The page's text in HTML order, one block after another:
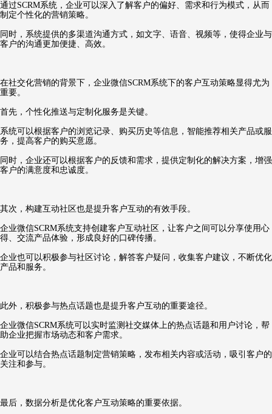
通过SCRM系统，企业可以深入了解客户的偏好、需求和行为模式，从而
制定个性化的营销策略。
同时，系统提供的多渠道沟通方式，如文字、语音、视频等，使得企业与
客户的沟通更加便捷、高效。
在社交化营销的背景下，企业微信SCRM系统下的客户互动策略显得尤为
重要。
首先，个性化推送与定制化服务是关键。
系统可以根据客户的浏览记录、购买历史等信息，智能推荐相关产品或服
务，提高客户的购买意愿。
同时，企业还可以根据客户的反馈和需求，提供定制化的解决方案，增强
客户的满意度和忠诚度。
其次，构建互动社区也是提升客户互动的有效手段。
企业微信SCRM系统支持创建客户互动社区，让客户之间可以分享使用心
得、交流产品体验，形成良好的口碑传播。
企业也可以积极参与社区讨论，解答客户疑问，收集客户建议，不断优化
产品和服务。
此外，积极参与热点话题也是提升客户互动的重要途径。
企业微信SCRM系统可以实时监测社交媒体上的热点话题和用户讨论，帮
助企业把握市场动态和客户需求。
企业可以结合热点话题制定营销策略，发布相关内容或活动，吸引客户的
关注和参与。
最后，数据分析是优化客户互动策略的重要依据。